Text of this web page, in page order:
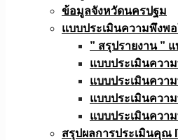
ข้อมูลจังหวัดนครปฐม
แบบประเมินความพึงพ
” สรุปรายงาน ”
แบบประเมินควา
แบบประเมินควา
แบบประเมินควา
แบบประเมินควา
สรุปผลการประเมินคุณ